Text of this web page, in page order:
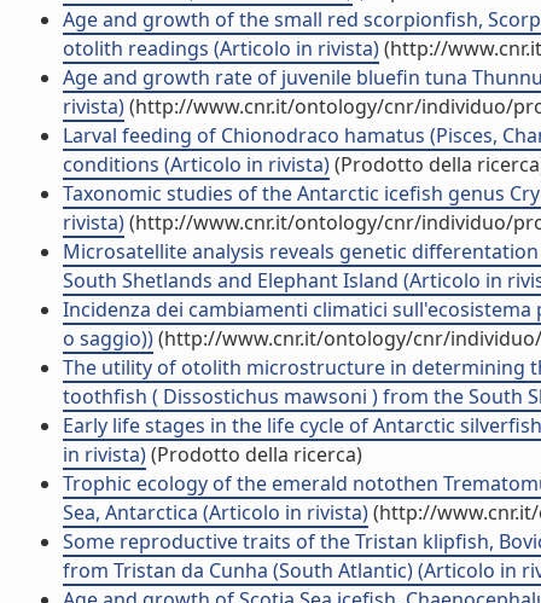
Age and growth of the small red scorpionfish,
otolith readings (Articolo in rivista)(http://
Age and growth rate of juvenile bluefin tuna
rivista)(http://www.cnr.it/ontology/cnr/individuo/
Larval feeding of Chionodraco hamatus (Pisces,
conditions (Articolo in rivista)(Prodotto della
Taxonomic studies of the Antarctic icefish genus
rivista)(http://www.cnr.it/ontology/cnr/individuo/
Microsatellite analysis reveals genetic
South Shetlands and Elephant Island (Articolo in
Incidenza dei cambiamenti climatici
o saggio))(http://www.cnr.it/ontology/cnr/
The utility of otolith microstructure in determining
toothfish ( Dissostichus mawsoni ) from the South
Early life stages in the life cycle of Antarctic
in rivista)(Prodotto della ricerca)
Trophic ecology of the emerald notothen
Sea, Antarctica (Articolo in rivista)(http://
Some reproductive traits of the Tristan klipfish,
from Tristan da Cunha (South Atlantic) (Articolo in